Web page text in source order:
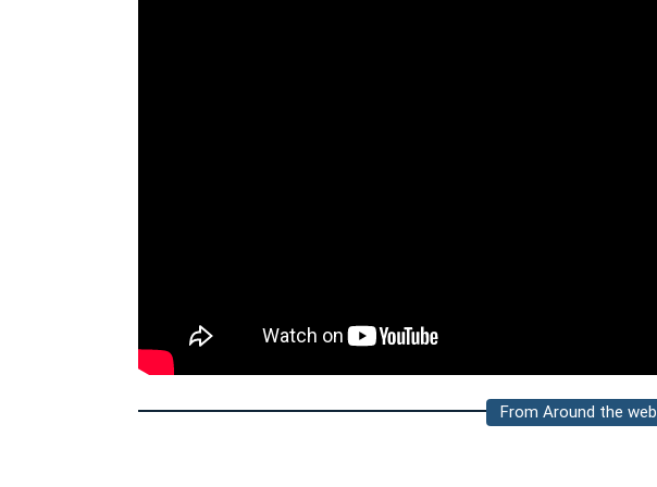
From Around the web